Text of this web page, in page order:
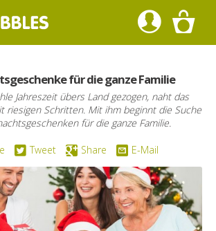
für die ganze Familie
Jahreszeit übers Land gezogen, naht das
riesigen Schritten. Mit ihm beginnt die Suche
für die ganze Familie.
Tweet Share E-Mail